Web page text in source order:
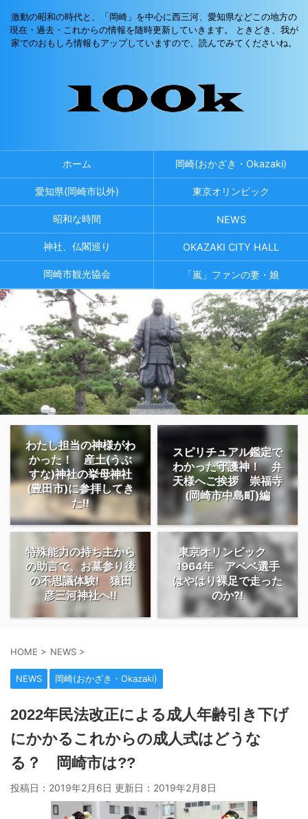
激動の昭和の時代と、「岡崎」を中心に西三河、愛知県などこの地方の
現在・過去・これからの情報を随時更新していきます。 ときどき、我が
家でのおもしろ情報もアップしていますので、読んでみてくださいね。
ホーム 岡崎(おかざき・Okazaki)
愛知県(岡崎市以外) 東京オリンピック
昭和な時間 NEWS
神社、仏閣巡り OKAZAKI CITY HALL
岡崎市観光協会 「嵐」ファンの妻・娘
わたし担当の神様がわ
かった！ 産土(うぶ
すな)神社の挙母神社
(豊田市)に参拝してき
た!!
スピリチュアル鑑定で
わかった守護神！ 弁
天様へご挨拶 崇福寺
(岡崎市中島町)編
特殊能力の持ち主から
の助言で、お墓参り後
の不思議体験! 猿田
彦三河神社へ!!
東京オリンピック
1964年 アベベ選手
はやはり裸足で走った
のか?!
HOME > NEWS >
NEWS 岡崎(おかざき・Okazaki)
2022年民法改正による成人年齢引き下げ
にかかるこれからの成人式はどうな
る？ 岡崎市は??
投稿日：2019年2月6日 更新日： 2019年2月8日